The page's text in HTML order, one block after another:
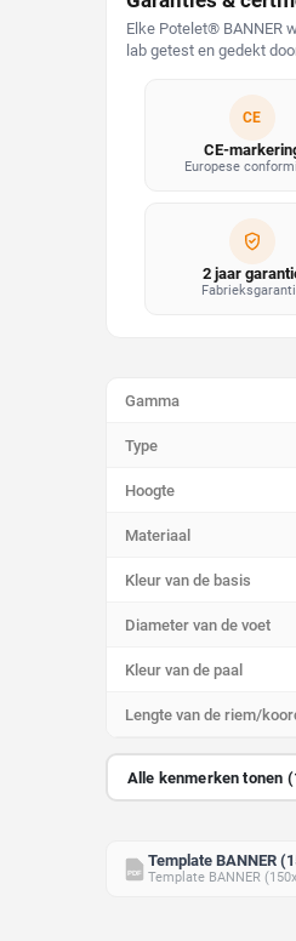
Elke Potelet® BANNER
lab getest en gedekt
CE
CE-
Europese
2 jaar
Gamma
Type
Hoogte
Materiaal
Kleur van de basis
Diameter van de voet
Kleur van de paal
Lengte van de riem/
Alle kenmerken tonen
PDF
Template BANNER
Template BANNER